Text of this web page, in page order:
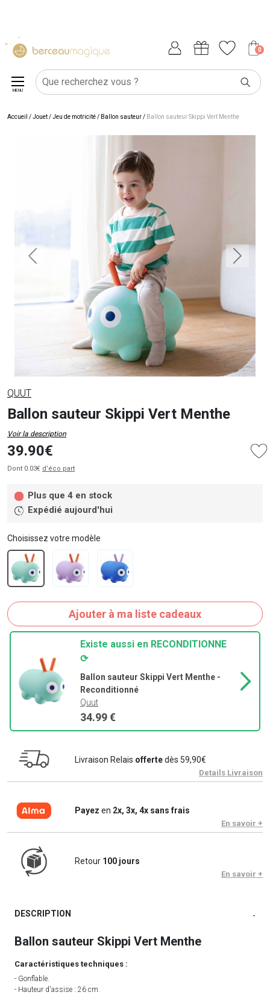
0
MENU
Accueil /Jouet/Jeu de motricité/ Ballon sauteur/ Ballon sauteur Skippi Vert Menthe
QUUT
Ballon sauteur Skippi Vert Menthe
Voir la description
39.90€
Dont 0.03€ d’éco part
Plus que 4 en stock
Expédié aujourd'hui
Choisissez votre modèle
Ajouter à ma liste cadeaux
Existe aussi en RECONDITIONNE
⟳
Ballon sauteur Skippi Vert Menthe -
Reconditionné
Quut
34.99 €
Livraison Relais offertedès 59,90€
Details Livraison
Payez en 2x, 3x, 4x sans frais
En savoir +
Retour 100 jours
En savoir +
DESCRIPTION -
Ballon sauteur Skippi Vert Menthe
Caractéristiques techniques :
- Gonflable.
- Hauteur d'assise : 26 cm.